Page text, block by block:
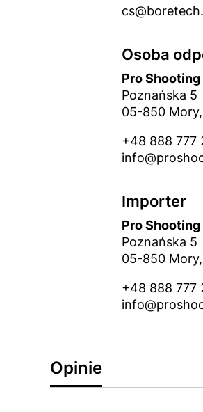
Osoba
Pro Shooting
Poznańska 5
05-850
+48 888 777
Importer
Pro Shooting
Poznańska 5
05-850
+48 888 777
Opinie